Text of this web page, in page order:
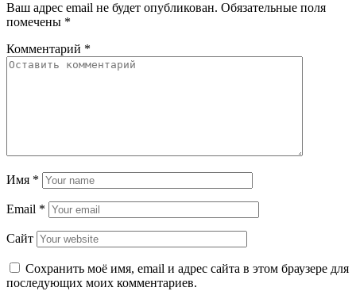
Ваш адрес email не будет опубликован. Обязательные поля
помечены *
Комментарий *
Имя *
Email *
Сайт
Сохранить моё имя, email и адрес сайта в этом браузере для
последующих моих комментариев.